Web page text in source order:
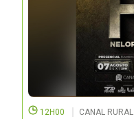
12H00 CANAL RURAL